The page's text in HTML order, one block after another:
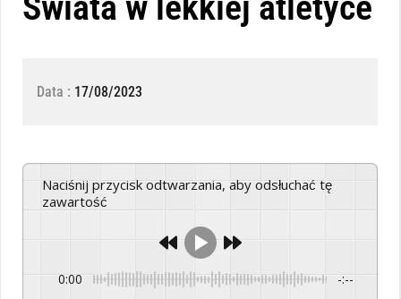
Data : 17/08/2023
Naciśnij przycisk odtwarzania, aby odsłuchać tę
zawartość
0:00 -:--